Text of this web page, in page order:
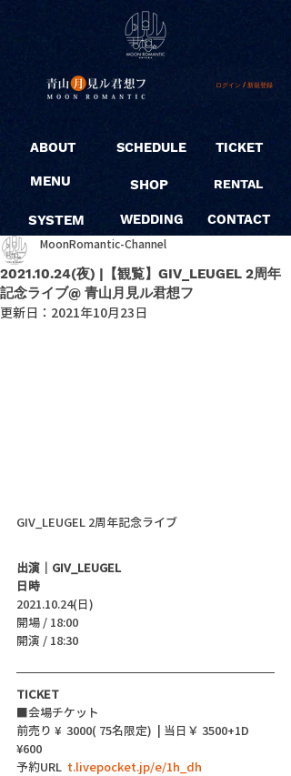
ログイン / 新規登録
ABOUT
MENU
SYSTEM
SCHEDULE
SHOP
WEDDING
TICKET
RENTAL
CONTACT
2021.10.24(夜) |【観覧】GIV_LEUGEL 2周年
記念ライブ@ 青山月見ル君想フ
MoonRomantic-Channel
更新日： 2021年10月23日
GIV_LEUGEL 2周年記念ライブ
出演｜ GIV_LEUGEL
日時
2021.10.24(日)
開場 / 18:00
開演 / 18:30
TICKET
■会場チケット
前売り ¥  3000( 75名限定)  | 当日￥ 3500+1D
¥600
予約URL t.livepocket.jp/e/1h_dh